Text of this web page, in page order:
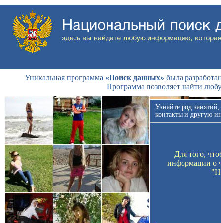
Уникальная программа «Поиск данных» была
Программа позволяет найти
Узнайте род
контакты и другую
Для того,
информации о